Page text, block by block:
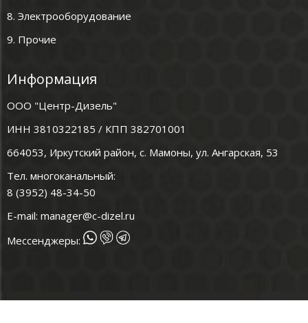
8. Электрооборудование
9. Прочие
Информация
ООО "Центр-Дизель"
ИНН 3810322185 / КПП 382701001
664053, Иркутский район, с. Мамоны, ул. Ангарская, 53
Тел. многоканальный:
8 (3952) 48-34-50
E-mail: manager@c-dizel.ru
Мессенджеры: